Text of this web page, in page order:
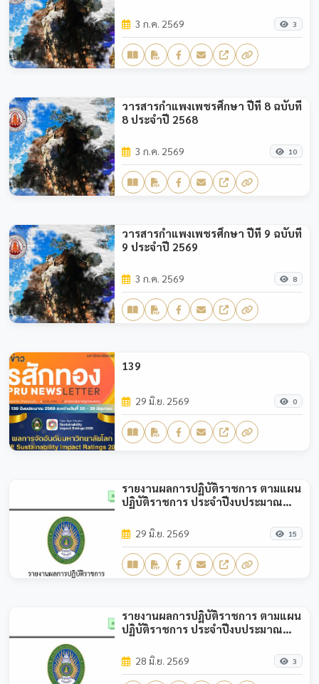
3 ก.ค. 2569 3
วารสารกำแพงเพชรศึกษา ปีที่ 8 ฉบับที่
8 ประจำปี 2568
3 ก.ค. 2569 10
วารสารกำแพงเพชรศึกษา ปีที่ 9 ฉบับที่
9 ประจำปี 2569
3 ก.ค. 2569 8
139
29 มิ.ย. 2569 0
รายงานผลการปฏิบัติราชการ ตามแผน
ปฏิบัติราชการ ประจำปีงบประมาณ
29 มิ.ย. 2569 15
รายงานผลการปฏิบัติราชการ ตามแผน
ปฏิบัติราชการ ประจำปีงบประมาณ
28 มิ.ย. 2569 3